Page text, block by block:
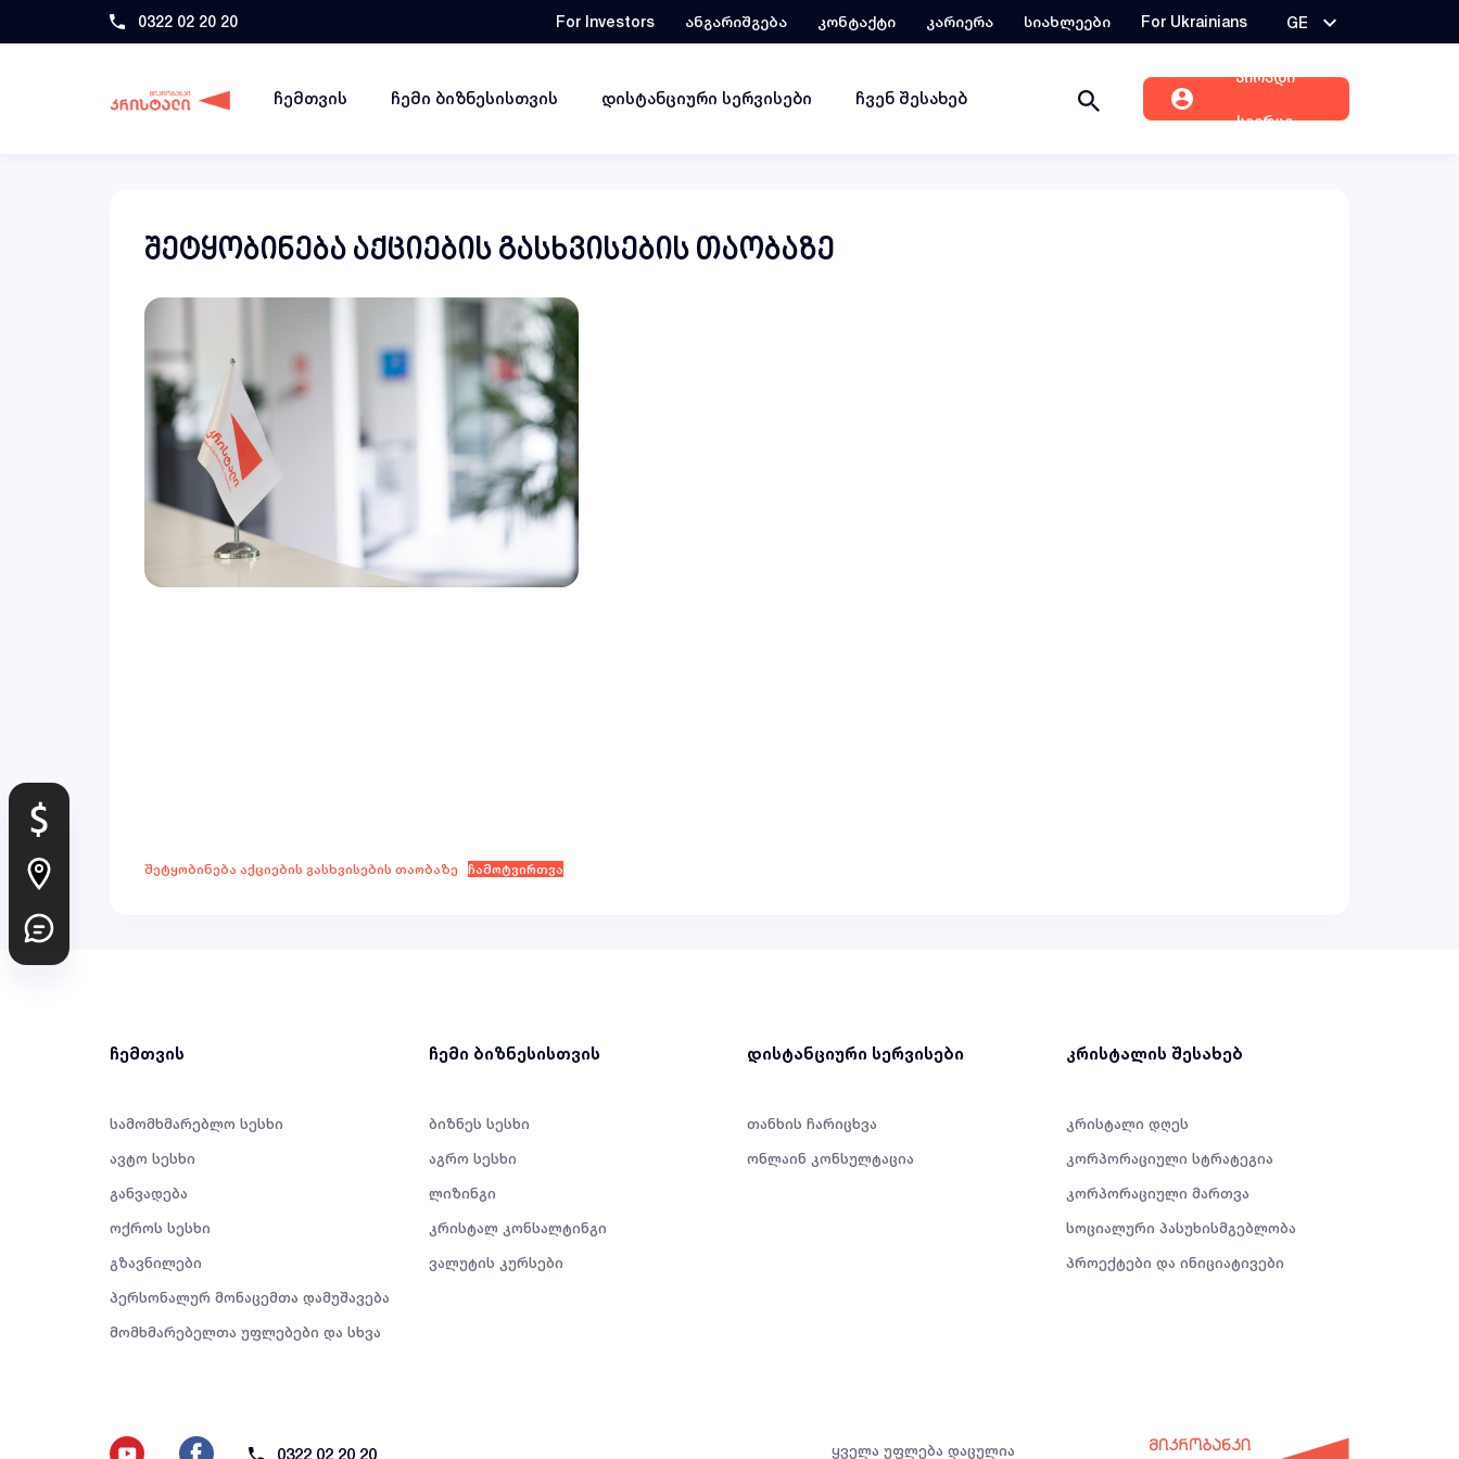
0322 02 20 20 For Investors ანგარიშგება კონტაქტი კარიერა სიახლეები For Ukrainians GE
ჩემთვის ჩემი ბიზნესისთვის დისტანციური სერვისები ჩვენ შესახებ
პირადი
სივრცე
შეტყობინება აქციების გასხვისების თაობაზე
შეტყობინება აქციების გასხვისების თაობაზე ჩამოტვირთვა
ჩემთვის
სამომხმარებლო სესხი
ავტო სესხი
განვადება
ოქროს სესხი
გზავნილები
პერსონალურ მონაცემთა დამუშავება
მომხმარებელთა უფლებები და სხვა
ჩემი ბიზნესისთვის
ბიზნეს სესხი
აგრო სესხი
ლიზინგი
კრისტალ კონსალტინგი
ვალუტის კურსები
დისტანციური სერვისები
თანხის ჩარიცხვა
ონლაინ კონსულტაცია
კრისტალის შესახებ
კრისტალი დღეს
კორპორაციული სტრატეგია
კორპორაციული მართვა
სოციალური პასუხისმგებლობა
პროექტები და ინიციატივები
0322 02 20 20 ყველა უფლება დაცულია